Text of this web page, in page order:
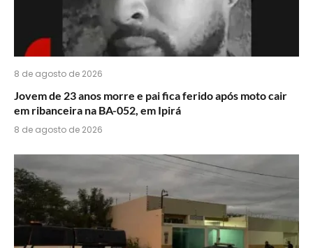
8 de agosto de 2026
Jovem de 23 anos morre e pai fica ferido após moto cair
em ribanceira na BA-052, em Ipirá
8 de agosto de 2026